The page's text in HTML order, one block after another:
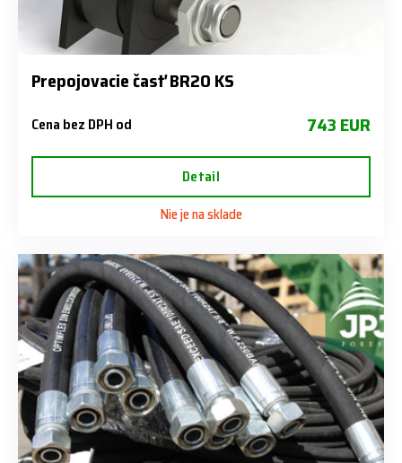
Prepojovacie časť BR20 KS
Cena bez DPH od 743 EUR
Detail
Nie je na sklade